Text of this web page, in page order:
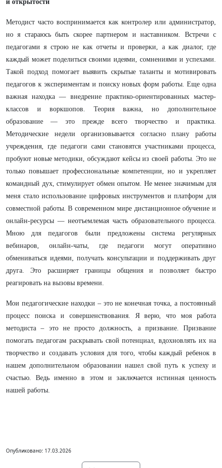
и открытости
Методист часто воспринимается как контролер или администратор,
но я стараюсь быть скорее партнером и наставником. Встречи с
педагогами я строю не как отчеты и проверки, а как диалог, где
каждый может поделиться своими идеями, сомнениями и успехами.
Такой подход помогает выявить скрытые таланты и мотивировать
педагогов к экспериментам и поиску новых форм работы. Еще одна
важная находка — внедрение практико-ориентированных мастер-
классов и воркшопов. Теория важна, но дополнительное
образование — это прежде всего творчество и практика.
Методические недели организовывается согласно плану работы
учреждения, где педагоги сами становятся участниками процесса,
пробуют новые методики, обсуждают кейсы из своей работы. Это не
только повышает профессиональные компетенции, но и укрепляет
командный дух, стимулирует обмен опытом. Не менее значимым для
меня стало использование цифровых инструментов и платформ для
совместной работы. В современном мире дистанционное обучение и
онлайн-ресурсы — неотъемлемая часть образовательного процесса.
Мною для педагогов были предложены система регулярных
вебинаров, онлайн-чаты, где педагоги могут оперативно
обмениваться идеями, получать консультации и поддерживать друг
друга. Это расширяет границы общения и позволяет быстро
реагировать на вызовы времени.
Мои педагогические находки – это не конечная точка, а постоянный
процесс поиска и совершенствования. Я верю, что моя работа
методиста – это не просто должность, а призвание. Призвание
помогать педагогам раскрывать свой потенциал, вдохновлять их на
творчество и создавать условия для того, чтобы каждый ребенок в
нашем дополнительном образовании нашел свой путь к успеху и
счастью. Ведь именно в этом и заключается истинная ценность
нашей работы.
Опубликовано: 17.03.2026